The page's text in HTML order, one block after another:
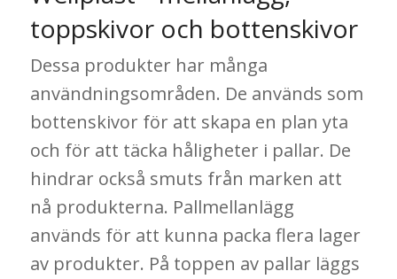
toppskivor och bottenskivor
Dessa produkter har många
användningsområden. De används som
bottenskivor för att skapa en plan yta
och för att täcka håligheter i pallar. De
hindrar också smuts från marken att
nå produkterna. Pallmellanlägg
används för att kunna packa flera lager
av produkter. På toppen av pallar läggs